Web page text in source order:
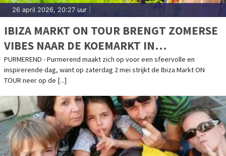
26 april 2026, 20:27 uur
IBIZA MARKT ON TOUR BRENGT ZOMERSE
VIBES NAAR DE KOEMARKT IN
PURMEREND
PURMEREND - Purmerend maakt zich op voor een sfeervolle en
inspirerende dag, want op zaterdag 2 mei strijkt de Ibiza Markt ON
TOUR neer op de [...]